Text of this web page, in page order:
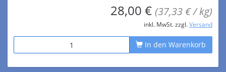
28,00 € (37,33 € / kg)
inkl. MwSt. zzgl. Versand
In den Warenkorb